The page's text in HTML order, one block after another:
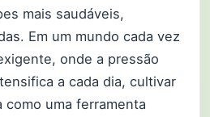
mais saudáveis,
Em um mundo cada vez
onde a pressão
a cada dia, cultivar
como uma ferramenta